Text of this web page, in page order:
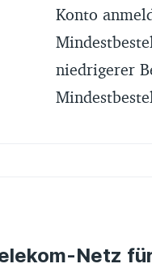
Konto
niedrigerer
Netz